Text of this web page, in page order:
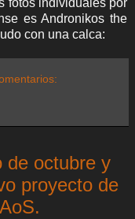
fotos individuales por
es Andronikos the
con una calca:
de octubre y
proyecto de